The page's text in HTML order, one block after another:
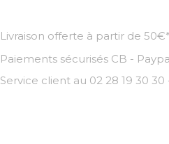
Livraison offerte à partir de 50€*
Paiements sécurisés CB -
Service client au 02 28 19 30